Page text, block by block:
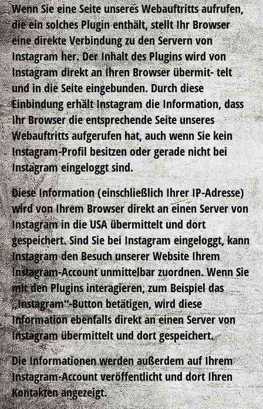
Wenn Sie eine Seite unseres Webauftritts aufrufen,
die ein solches Plugin enthält, stellt Ihr Browser
eine direkte Verbindung zu den Servern von
Instagram her. Der Inhalt des Plugins wird von
Instagram direkt an Ihren Browser übermit- telt
und in die Seite eingebunden. Durch diese
Einbindung erhält Instagram die Information, dass
Ihr Browser die entsprechende Seite unseres
Webauftritts aufgerufen hat, auch wenn Sie kein
Instagram-Profil besitzen oder gerade nicht bei
Instagram eingeloggt sind.
Diese Information (einschließlich Ihrer IP-Adresse)
wird von Ihrem Browser direkt an einen Server von
Instagram in die USA übermittelt und dort
gespeichert. Sind Sie bei Instagram eingeloggt, kann
Instagram den Besuch unserer Website Ihrem
Instagram-Account unmittelbar zuordnen. Wenn Sie
mit den Plugins interagieren, zum Beispiel das
„Instagram“-Button betätigen, wird diese
Information ebenfalls direkt an einen Server von
Instagram übermittelt und dort gespeichert.
Die Informationen werden außerdem auf Ihrem
Instagram-Account veröffentlicht und dort Ihren
Kontakten angezeigt.